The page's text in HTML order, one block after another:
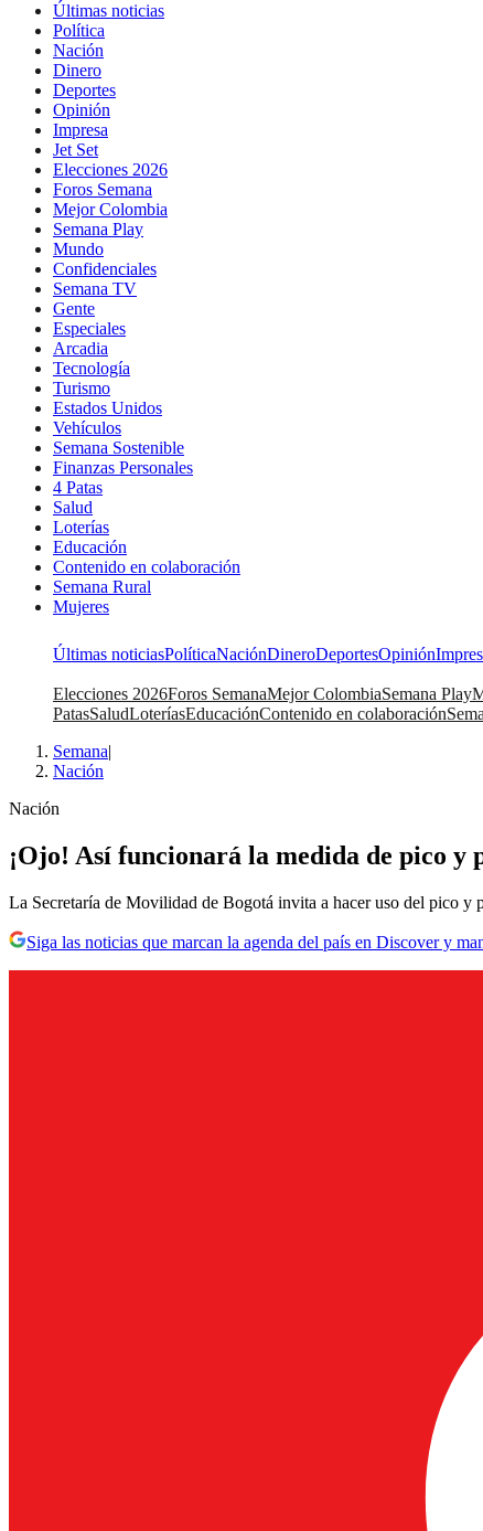
Últimas noticias
Política
Nación
Dinero
Deportes
Opinión
Impresa
Jet Set
Elecciones 2026
Foros Semana
Mejor Colombia
Semana Play
Mundo
Confidenciales
Semana TV
Gente
Especiales
Arcadia
Tecnología
Turismo
Estados Unidos
Vehículos
Semana Sostenible
Finanzas Personales
4 Patas
Salud
Loterías
Educación
Contenido en colaboración
Semana Rural
Mujeres
Últimas noticiasPolíticaNaciónDineroDeportesOpinión
Elecciones 2026Foros SemanaMejor ColombiaSemana Play
PatasSaludLoteríasEducaciónContenido en colaboración
Semana|
Nación
Nación
¡Ojo! Así funcionará la medida de pico y
La Secretaría de Movilidad de Bogotá invita a hacer uso del pico y
Siga las noticias que marcan la agenda del país en Discover y